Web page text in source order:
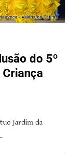
do 5º
Jardim da